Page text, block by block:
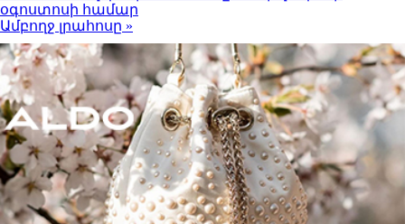
օգոստոսի համար
Ամբողջ լրահոսը »